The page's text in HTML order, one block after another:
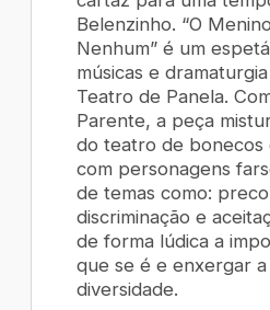
Belenzinho. “O
Nenhum” é um
músicas e
Teatro de Panela.
Parente, a peça
do teatro de bonecos
com personagens
de temas como:
discriminação e
de forma lúdica a
que se é e enxergar
diversidade.